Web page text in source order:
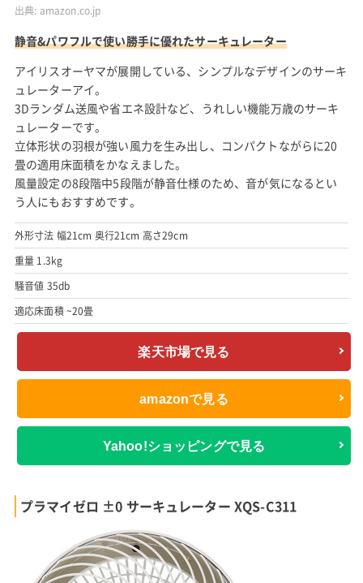
出典: amazon.co.jp
静音&パワフルで使い勝手に優れたサーキュレーター
アイリスオーヤマが展開している、シンプルなデザインのサーキ
ュレーターアイ。
3Dランダム送風や省エネ設計など、うれしい機能万歳のサーキ
ュレーターです。
立体形状の羽根が強い風力を生み出し、コンパクトながらに20
畳の適用床面積をかなえました。
風量設定の8段階中5段階が静音仕様のため、音が気になるとい
う人にもおすすめです。
外形寸法 幅21cm 奥行21cm 高さ29cm
重量 1.3kg
騒音値 35db
適応床面積 ~20畳
楽天市場で見る
amazonで見る
Yahoo!ショッピングで見る
プラマイゼロ ±0 サーキュレーター XQS-C311